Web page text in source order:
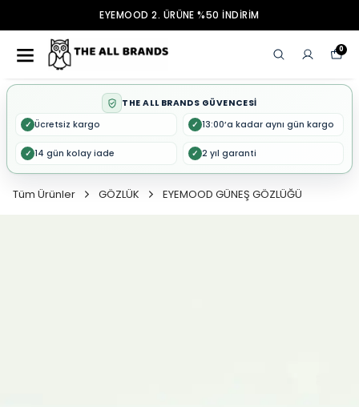
EYEMOOD 2. ÜRÜNE %50 İNDİRİM
0
THE ALL BRANDS GÜVENCESİ
✓ Ücretsiz kargo ✓ 13:00’a kadar aynı gün kargo
✓ 14 gün kolay iade ✓ 2 yıl garanti
Tüm Ürünler GÖZLÜK EYEMOOD GÜNEŞ GÖZLÜĞÜ